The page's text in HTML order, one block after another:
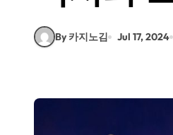
By 카지노김 Jul 17, 2024